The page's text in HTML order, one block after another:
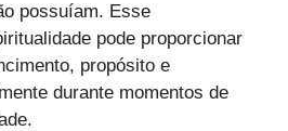
possuíam. Esse
pode proporcionar
propósito e
durante momentos de